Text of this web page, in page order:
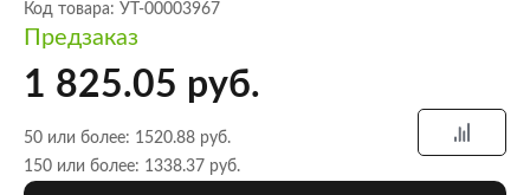
Код товара: УТ-00003967
Предзаказ
1 825.05 руб.
50 или более: 1520.88 руб.
150 или более: 1338.37 руб.